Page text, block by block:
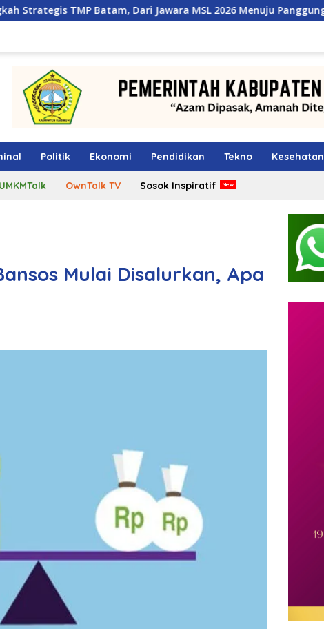
Batam, Dari Jawara MSL 2026 Menuju Panggung Internasional
Politik Ekonomi Pendidikan Tekno Kesehatan
OwnTalk TV Sosok Inspiratif
Mulai Disalurkan, Apa